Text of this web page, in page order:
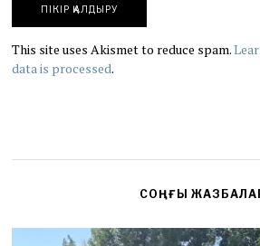
This site uses Akismet to reduce spam.
data is processed.
СОҢҒЫ